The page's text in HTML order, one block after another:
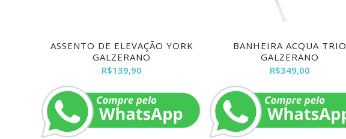
ASSENTO DE ELEVAÇÃO YORK
GALZERANO
R$139,90
BANHEIRA ACQUA TRIO
GALZERANO
R$349,00